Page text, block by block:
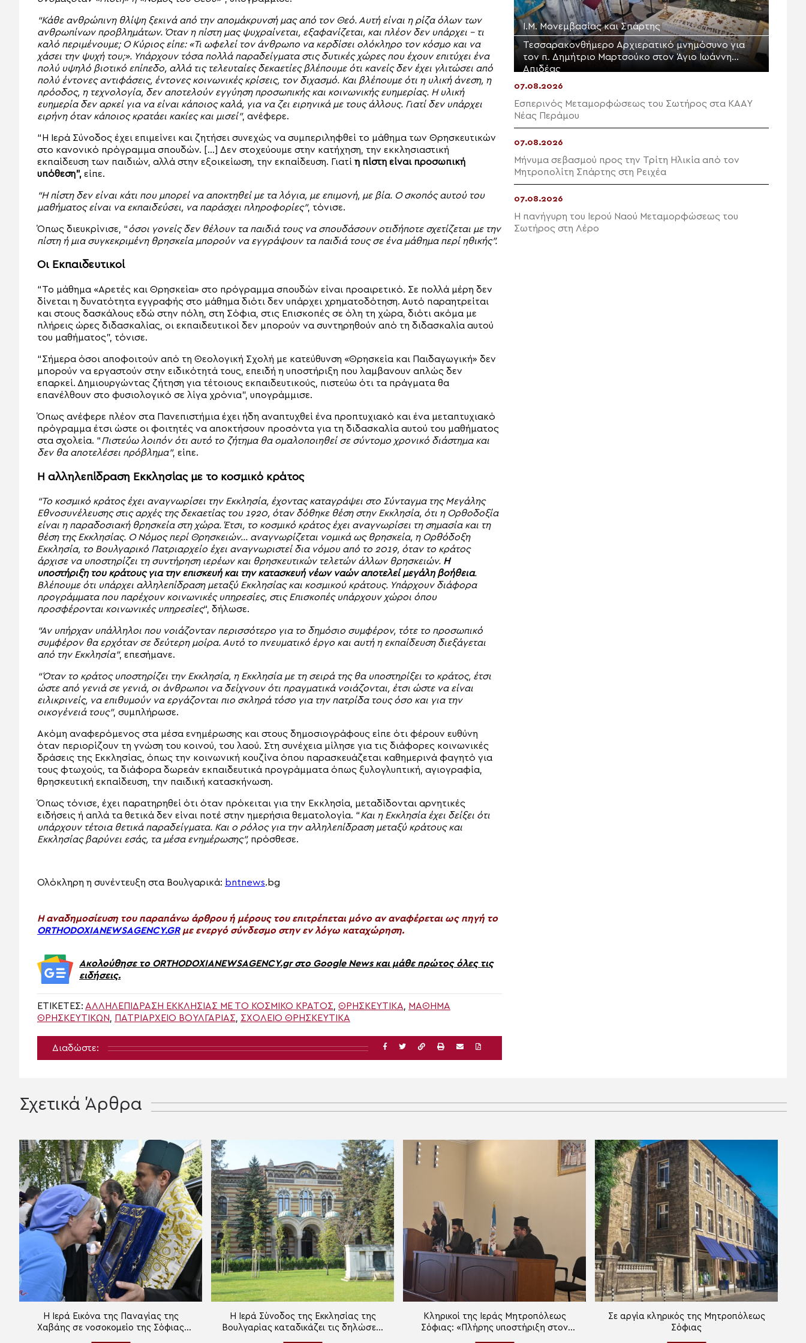
“Κάθε ανθρώπινη θλίψη ξεκινά από την απομάκρυνσή μας από τον Θεό. Αυτή είναι η ρίζα όλων των
ανθρωπίνων προβλημάτων. Όταν η πίστη μας ψυχραίνεται, εξαφανίζεται, και πλέον δεν υπάρχει – τι
καλό περιμένουμε; Ο Κύριος είπε: «Τι ωφελεί τον άνθρωπο να κερδίσει ολόκληρο τον κόσμο και να
χάσει την ψυχή του;». Υπάρχουν τόσα πολλά παραδείγματα στις δυτικές χώρες που έχουν επιτύχει ένα
πολύ υψηλό βιοτικό επίπεδο, αλλά τις τελευταίες δεκαετίες βλέπουμε ότι κανείς δεν έχει γλιτώσει από
πολύ έντονες αντιφάσεις, έντονες κοινωνικές κρίσεις, τον διχασμό. Και βλέπουμε ότι η υλική άνεση, η
πρόοδος, η τεχνολογία, δεν αποτελούν εγγύηση προσωπικής και κοινωνικής ευημερίας. Η υλική
ευημερία δεν αρκεί για να είναι κάποιος καλά, για να ζει ειρηνικά με τους άλλους. Γιατί δεν υπάρχει
ειρήνη όταν κάποιος κρατάει κακίες και μισεί”, ανέφερε.
“Η Ιερά Σύνοδος έχει επιμείνει και ζητήσει συνεχώς να συμπεριληφθεί το μάθημα των Θρησκευτικών
στο κανονικό πρόγραμμα σπουδών. […] Δεν στοχεύουμε στην κατήχηση, την εκκλησιαστική
εκπαίδευση των παιδιών, αλλά στην εξοικείωση, την εκπαίδευση. Γιατί η πίστη είναι προσωπική
υπόθεση”, είπε.
“Η πίστη δεν είναι κάτι που μπορεί να αποκτηθεί με τα λόγια, με επιμονή, με βία. Ο σκοπός αυτού του
μαθήματος είναι να εκπαιδεύσει, να παράσχει πληροφορίες”, τόνισε.
Όπως διευκρίνισε, “όσοι γονείς δεν θέλουν τα παιδιά τους να σπουδάσουν οτιδήποτε σχετίζεται με την
πίστη ή μια συγκεκριμένη θρησκεία μπορούν να εγγράψουν τα παιδιά τους σε ένα μάθημα περί ηθικής”.
Οι Εκπαιδευτικοί
“Το μάθημα «Αρετές και Θρησκεία» στο πρόγραμμα σπουδών είναι προαιρετικό. Σε πολλά μέρη δεν
δίνεται η δυνατότητα εγγραφής στο μάθημα διότι δεν υπάρχει χρηματοδότηση. Αυτό παραητρείται
και στους δασκάλους εδώ στην πόλη, στη Σόφια, στις Επισκοπές σε όλη τη χώρα, διότι ακόμα με
πλήρεις ώρες διδασκαλίας, οι εκπαιδευτικοί δεν μπορούν να συντηρηθούν από τη διδασκαλία αυτού
του μαθήματος”, τόνισε.
“Σήμερα όσοι αποφοιτούν από τη Θεολογική Σχολή με κατεύθυνση «Θρησκεία και Παιδαγωγική» δεν
μπορούν να εργαστούν στην ειδικότητά τους, επειδή η υποστήριξη που λαμβανουν απλώς δεν
επαρκεί. Δημιουργώντας ζήτηση για τέτοιους εκπαιδευτικούς, πιστεύω ότι τα πράγματα θα
επανέλθουν στο φυσιολογικό σε λίγα χρόνια”, υπογράμμισε.
Όπως ανέφερε πλέον στα Πανεπιστήμια έχει ήδη αναπτυχθεί ένα προπτυχιακό και ένα μεταπτυχιακό
πρόγραμμα έτσι ώστε οι φοιτητές να αποκτήσουν προσόντα για τη διδασκαλία αυτού του μαθήματος
στα σχολεία. “Πιστεύω λοιπόν ότι αυτό το ζήτημα θα ομαλοποιηθεί σε σύντομο χρονικό διάστημα και
δεν θα αποτελέσει πρόβλημα”, είπε.
Η αλληλεπίδραση Εκκλησίας με το κοσμικό κράτος
“Το κοσμικό κράτος έχει αναγνωρίσει την Εκκλησία, έχοντας καταγράψει στο Σύνταγμα της Μεγάλης
Εθνοσυνέλευσης στις αρχές της δεκαετίας του 1920, όταν δόθηκε θέση στην Εκκλησία, ότι η Ορθοδοξία
είναι η παραδοσιακή θρησκεία στη χώρα. Έτσι, το κοσμικό κράτος έχει αναγνωρίσει τη σημασία και τη
θέση της Εκκλησίας. Ο Νόμος περί Θρησκειών… αναγνωρίζεται νομικά ως θρησκεία, η Ορθόδοξη
Εκκλησία, το Βουλγαρικό Πατριαρχείο έχει αναγνωριστεί δια νόμου από το 2019, όταν το κράτος
άρχισε να υποστηρίζει τη συντήρηση ιερέων και θρησκευτικών τελετών άλλων θρησκειών. Η
υποστήριξη του κράτους για την επισκευή και την κατασκευή νέων ναών αποτελεί μεγάλη βοήθεια.
Βλέπουμε ότι υπάρχει αλληλεπίδραση μεταξύ Εκκλησίας και κοσμικού κράτους. Υπάρχουν διάφορα
προγράμματα που παρέχουν κοινωνικές υπηρεσίες, στις Επισκοπές υπάρχουν χώροι όπου
προσφέρονται κοινωνικές υπηρεσίες“, δήλωσε.
“Αν υπήρχαν υπάλληλοι που νοιάζονταν περισσότερο για το δημόσιο συμφέρον, τότε το προσωπικό
συμφέρον θα ερχόταν σε δεύτερη μοίρα. Αυτό το πνευματικό έργο και αυτή η εκπαίδευση διεξάγεται
από την Εκκλησία”, επεσήμανε.
“Όταν το κράτος υποστηρίζει την Εκκλησία, η Εκκλησία με τη σειρά της θα υποστηρίξει το κράτος, έτσι
ώστε από γενιά σε γενιά, οι άνθρωποι να δείχνουν ότι πραγματικά νοιάζονται, έτσι ώστε να είναι
ειλικρινείς, να επιθυμούν να εργάζονται πιο σκληρά τόσο για την πατρίδα τους όσο και για την
οικογένειά τους”, συμπλήρωσε.
Ακόμη αναφερόμενος στα μέσα ενημέρωσης και στους δημοσιογράφους είπε ότι φέρουν ευθύνη
όταν περιορίζουν τη γνώση του κοινού, του λαού. Στη συνέχεια μίλησε για τις διάφορες κοινωνικές
δράσεις της Εκκλησίας, όπως την κοινωνική κουζίνα όπου παρασκευάζεται καθημερινά φαγητό για
τους φτωχούς, τα διάφορα δωρεάν εκπαιδευτικά προγράμματα όπως ξυλογλυπτική, αγιογραφία,
θρησκευτική εκπαίδευση, την παιδική κατασκήνωση.
Όπως τόνισε, έχει παρατηρηθεί ότι όταν πρόκειται για την Εκκλησία, μεταδίδονται αρνητικές
ειδήσεις ή απλά τα θετικά δεν είναι ποτέ στην ημερήσια θεματολογία. “Και η Εκκλησία έχει δείξει ότι
υπάρχουν τέτοια θετικά παραδείγματα. Και ο ρόλος για την αλληλεπίδραση μεταξύ κράτους και
Εκκλησίας βαρύνει εσάς, τα μέσα ενημέρωσης”, πρόσθεσε.
Ολόκληρη η συνέντευξη στα Βουλγαρικά: bntnews.bg
H αναδημοσίευση του παραπάνω άρθρου ή μέρους του επιτρέπεται μόνο αν αναφέρεται ως πηγή το
ORTHODOXIANEWSAGENCY.GRμε ενεργό σύνδεσμο στην εν λόγω καταχώρηση.
Ακολούθησε το ORTHODOXIANEWSAGENCY.gr στο Google News και μάθε πρώτος όλες τις
ειδήσεις.
ΕΤΙΚΈΤΕΣ: ΑΛΛΗΛΕΠΊΔΡΑΣΗ ΕΚΚΛΗΣΊΑΣ ΜΕ ΤΟ ΚΟΣΜΙΚΌ ΚΡΆΤΟΣ, ΘΡΗΣΚΕΥΤΙΚΆ, ΜΆΘΗΜΑ
ΘΡΗΣΚΕΥΤΙΚΏΝ, ΠΑΤΡΙΑΡΧΕΊΟ ΒΟΥΛΓΑΡΊΑΣ, ΣΧΟΛΕΊΟ ΘΡΗΣΚΕΥΤΙΚΆ
Διαδώστε:
Ι.Μ. Μονεμβασίας και Σπάρτης
Τεσσαρακονθήμερο Αρχιερατικό μνημόσυνο για
τον π. Δημήτριο Μαρτσούκο στον Άγιο Ιωάννη
Απιδέας
07.08.2026
Εσπερινός Μεταμορφώσεως του Σωτήρος στα ΚΑΑΥ
Νέας Περάμου
07.08.2026
Μήνυμα σεβασμού προς την Τρίτη Ηλικία από τον
Μητροπολίτη Σπάρτης στη Ρειχέα
07.08.2026
Η πανήγυρη του Ιερού Ναού Μεταμορφώσεως του
Σωτήρος στη Λέρο
Σχετικά Άρθρα
Η Ιερά Εικόνα της Παναγίας της
Χαβάης σε νοσοκομείο της Σόφιας
Η Ιερά Σύνοδος της Εκκλησίας της
Βουλγαρίας καταδικάζει τις δηλώσεις
Κληρικοί της Ιεράς Μητροπόλεως
Σόφιας: «Πλήρης υποστήριξη στον
Σε αργία κληρικός της Μητροπόλεως
Σόφιας